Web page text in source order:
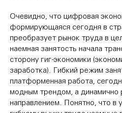
Очевидно, что цифровая
формирующаяся сегодня в
преобразует рынок труда в
наемная занятость начала
сторону гиг-экономики
заработка). Гибкий режим
платформенная работа,
модным трендом, а динамично
направлением. Понятно, что в